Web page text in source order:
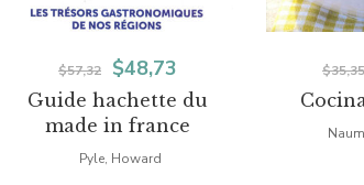
Guide hachette du
made in france
$57,32
El
precio
original
$48,73
precio
Pyle, Howard
$35,35